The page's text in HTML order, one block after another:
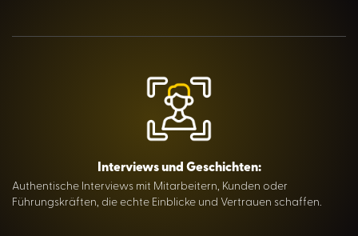
Interviews und Geschichten:
Authentische Interviews mit Mitarbeitern, Kunden oder
Führungskräften, die echte Einblicke und Vertrauen schaffen.